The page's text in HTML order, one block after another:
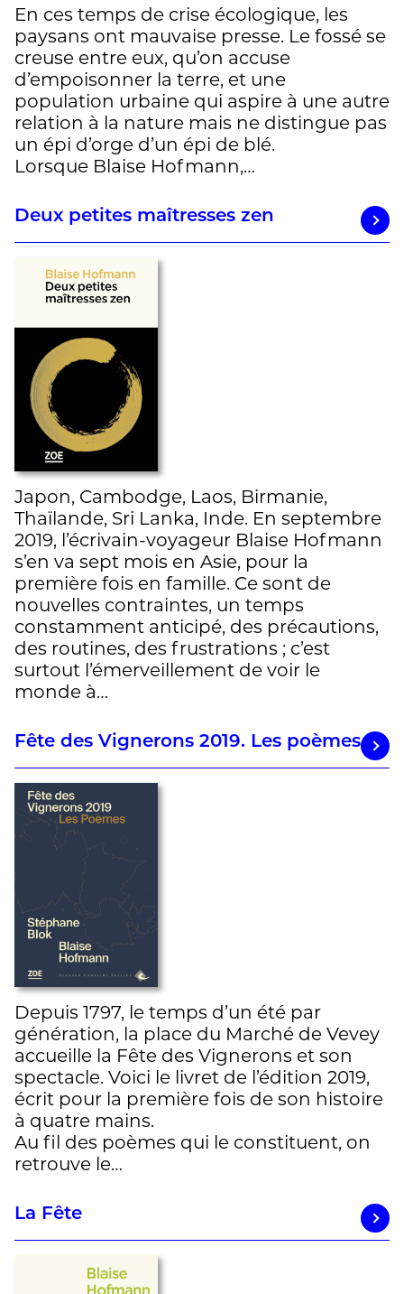
En ces temps de crise écologique, les
paysans ont mauvaise presse. Le fossé se
creuse entre eux, qu’on accuse
d’empoisonner la terre, et une
population urbaine qui aspire à une autre
relation à la nature mais ne distingue pas
un épi d’orge d’un épi de blé.
Lorsque Blaise Hofmann,…
Deux petites maîtresses zen
Japon, Cambodge, Laos, Birmanie,
Thaïlande, Sri Lanka, Inde. En septembre
2019, l’écrivain-voyageur Blaise Hofmann
s’en va sept mois en Asie, pour la
première fois en famille. Ce sont de
nouvelles contraintes, un temps
constamment anticipé, des précautions,
des routines, des frustrations ; c’est
surtout l’émerveillement de voir le
monde à…
Fête des Vignerons 2019. Les poèmes
Depuis 1797, le temps d’un été par
génération, la place du Marché de Vevey
accueille la Fête des Vignerons et son
spectacle. Voici le livret de l’édition 2019,
écrit pour la première fois de son histoire
à quatre mains.
Au fil des poèmes qui le constituent, on
retrouve le…
La Fête